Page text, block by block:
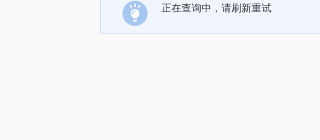
正在查询中，请刷新重试